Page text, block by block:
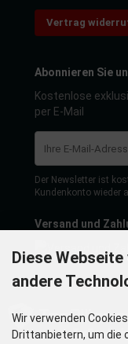
Vertrag
Abonnieren Sie
Kostenlose
per E-Mail
Der Newsletter ist
Kundenkonto wieder
Versand und
Diese
andere
Wir verwenden
Drittanbietern, um die